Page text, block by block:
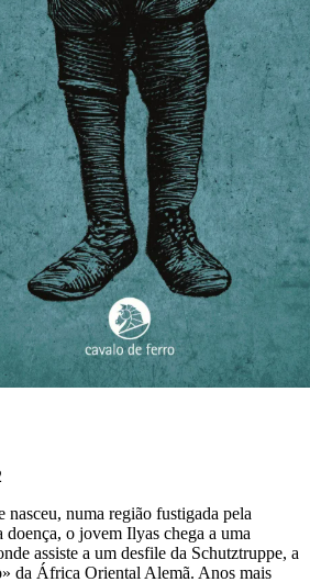
numa região fustigada pela
doença, o jovem Ilyas chega a uma
assiste a um desfile da Schutztruppe, a
da África Oriental Alemã. Anos mais